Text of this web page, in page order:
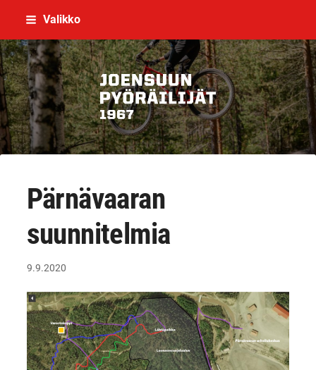
Siirry
sisältöön
Valikko
Joensuun Pyöräilijät ry
Pärnävaaran
suunnitelmia
9.9.2020